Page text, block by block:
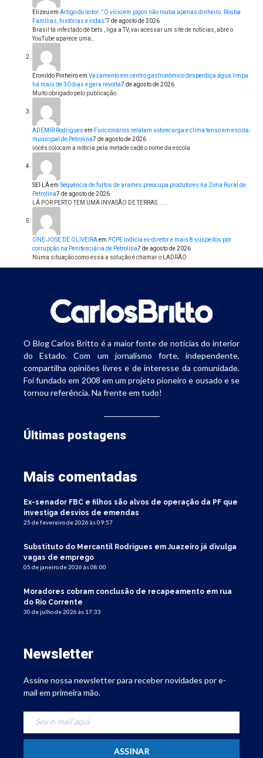
Elizeu em Artigo do leitor: ” O vício em jogos não rouba apenas dinheiro. Rouba
Famílias, histórias e vidas”7 de agosto de 2026
Brasil tá infestado de bets , liga a TV, vai acessar um site de notícias, abre o
YouTube aparece uma…
Eronildo Pinheiroem Vazamento em centro gastronômico desperdiça água limpa
há mais de 30 dias e gera revolta7 de agosto de 2026
Muito obrigado pelo publicação.
ADEMIR Rodrigues em Funcionários relatam sobrecarga e clima tenso em escola
municipal de Petrolina7 de agosto de 2026
vocês colocam a notícia pela metade cadê o nome da escola
SEI LÁem Sequência de furtos de arames preocupa produtores na Zona Rural de
Petrolina7 de agosto de 2026
LÁ POR PERTO TEM UMA INVASÃO DE TERRAS......
ONE JOSE DE OLIVEIRAem PCPE indicia ex-diretor e mais 8 suspeitos por
corrupção na Penitenciária de Petrolina7 de agosto de 2026
Numa situação como essa a solução é chamar o LADRÃO
O Blog Carlos Britto é a maior fonte de notícias do interior
do Estado. Com um jornalismo forte, independente,
compartilha opiniões livres e de interesse da comunidade.
Foi fundado em 2008 em um projeto pioneiro e ousado e se
tornou referência. Na frente em tudo!
Últimas postagens
Mais comentadas
Ex-senador FBC e filhos são alvos de operação da PF que
investiga desvios de emendas
25 de fevereiro de 2026 às 09:57
Substituto do Mercantil Rodrigues em Juazeiro já divulga
vagas de emprego
05 de janeiro de 2026 às 08:00
Moradores cobram conclusão de recapeamento em rua
do Rio Corrente
30 de julho de 2026 às 17:33
Newsletter
Assine nossa newsletter para receber novidades por e-
mail em primeira mão.